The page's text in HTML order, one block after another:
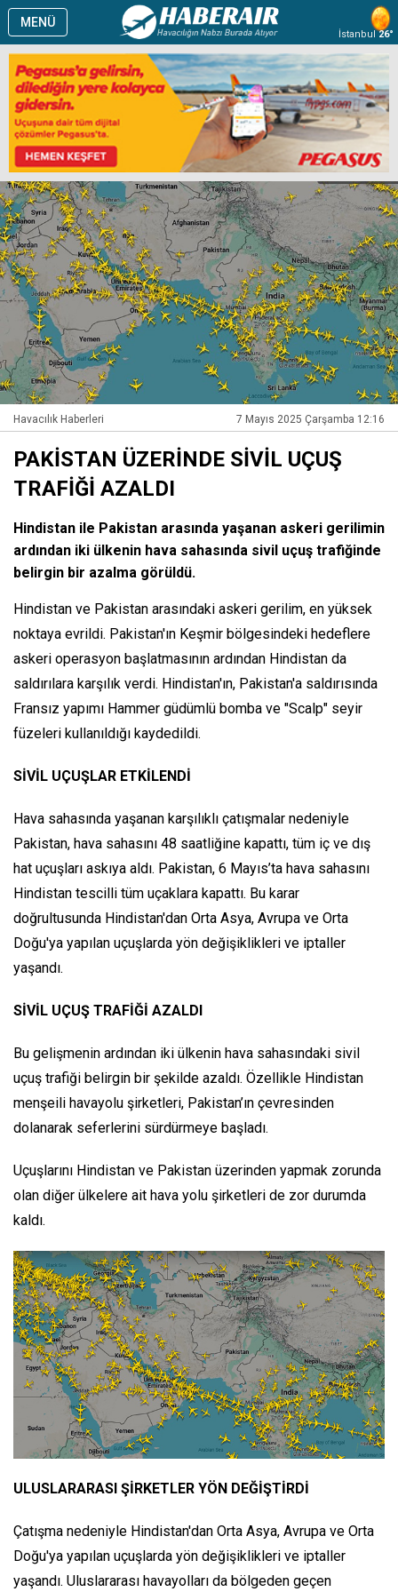
MENÜ
İstanbul26°
Havacılık Haberleri 7 Mayıs 2025 Çarşamba 12:16
PAKİSTAN ÜZERİNDE SİVİL UÇUŞ
TRAFİĞİ AZALDI
Hindistan ile Pakistan arasında yaşanan askeri gerilimin
ardından iki ülkenin hava sahasında sivil uçuş trafiğinde
belirgin bir azalma görüldü.
Hindistan ve Pakistan arasındaki askeri gerilim, en yüksek
noktaya evrildi. Pakistan'ın Keşmir bölgesindeki hedeflere
askeri operasyon başlatmasının ardından Hindistan da
saldırılara karşılık verdi. Hindistan'ın, Pakistan'a saldırısında
Fransız yapımı Hammer güdümlü bomba ve "Scalp" seyir
füzeleri kullanıldığı kaydedildi.
SİVİL UÇUŞLAR ETKİLENDİ
Hava sahasında yaşanan karşılıklı çatışmalar nedeniyle
Pakistan, hava sahasını 48 saatliğine kapattı, tüm iç ve dış
hat uçuşları askıya aldı. Pakistan, 6 Mayıs’ta hava sahasını
Hindistan tescilli tüm uçaklara kapattı. Bu karar
doğrultusunda Hindistan'dan Orta Asya, Avrupa ve Orta
Doğu'ya yapılan uçuşlarda yön değişiklikleri ve iptaller
yaşandı.
SİVİL UÇUŞ TRAFİĞİ AZALDI
Bu gelişmenin ardından iki ülkenin hava sahasındaki sivil
uçuş trafiği belirgin bir şekilde azaldı. Özellikle Hindistan
menşeili havayolu şirketleri, Pakistan’ın çevresinden
dolanarak seferlerini sürdürmeye başladı.
Uçuşlarını Hindistan ve Pakistan üzerinden yapmak zorunda
olan diğer ülkelere ait hava yolu şirketleri de zor durumda
kaldı.
ULUSLARARASI ŞİRKETLER YÖN DEĞİŞTİRDİ
Çatışma nedeniyle Hindistan'dan Orta Asya, Avrupa ve Orta
Doğu'ya yapılan uçuşlarda yön değişiklikleri ve iptaller
yaşandı. Uluslararası havayolları da bölgeden geçen